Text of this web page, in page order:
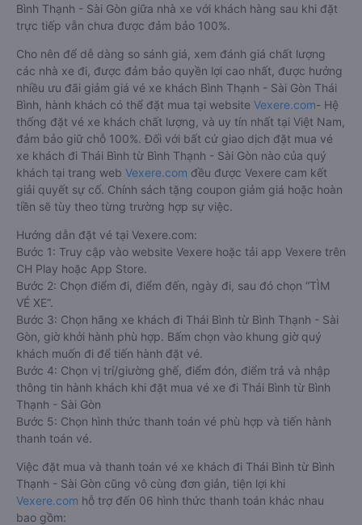
Bình Thạnh - Sài Gòn giữa nhà xe với khách hàng sau khi đặt
trực tiếp vẫn chưa được đảm bảo 100%.
Cho nên để dễ dàng so sánh giá, xem đánh giá chất lượng
các nhà xe đi, được đảm bảo quyền lợi cao nhất, được hưởng
nhiều ưu đãi giảm giá vé xe khách Bình Thạnh - Sài Gòn Thái
Bình, hành khách có thể đặt mua tại website Vexere.com- Hệ
thống đặt vé xe khách chất lượng, và uy tín nhất tại Việt Nam,
đảm bảo giữ chỗ 100%. Đối với bất cứ giao dịch đặt mua vé
xe khách đi Thái Bình từ Bình Thạnh - Sài Gòn nào của quý
khách tại trang web Vexere.com đều được Vexere cam kết
giải quyết sự cố. Chính sách tặng coupon giảm giá hoặc hoàn
tiền sẽ tùy theo từng trường hợp sự việc.
Hướng dẫn đặt vé tại Vexere.com:
Bước 1: Truy cập vào website Vexere hoặc tải app Vexere trên
CH Play hoặc App Store.
Bước 2: Chọn điểm đi, điểm đến, ngày đi, sau đó chọn “TÌM
VÉ XE”.
Bước 3: Chọn hãng xe khách đi Thái Bình từ Bình Thạnh - Sài
Gòn, giờ khởi hành phù hợp. Bấm chọn vào khung giờ quý
khách muốn đi để tiến hành đặt vé.
Bước 4: Chọn vị trí/giường ghế, điểm đón, điểm trả và nhập
thông tin hành khách khi đặt mua vé xe đi Thái Bình từ Bình
Thạnh - Sài Gòn
Bước 5: Chọn hình thức thanh toán vé phù hợp và tiến hành
thanh toán vé.
Việc đặt mua và thanh toán vé xe khách đi Thái Bình từ Bình
Thạnh - Sài Gòn cũng vô cùng đơn giản, tiện lợi khi
Vexere.com hỗ trợ đến 06 hình thức thanh toán khác nhau
bao gồm: